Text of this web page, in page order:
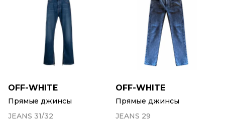
OFF-WHITE
Прямые джинсы
JEANS 31/32
OFF-WHITE
Прямые джинсы
JEANS 29